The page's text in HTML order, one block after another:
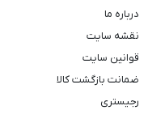
درباره ما
نقشه سایت
قوانین سایت
ضمانت بازگشت کالا
رجیستری